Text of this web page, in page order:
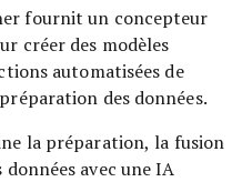
fournit un concepteur
créer des modèles
automatisées de
des données.
la préparation, la fusion
données avec une IA